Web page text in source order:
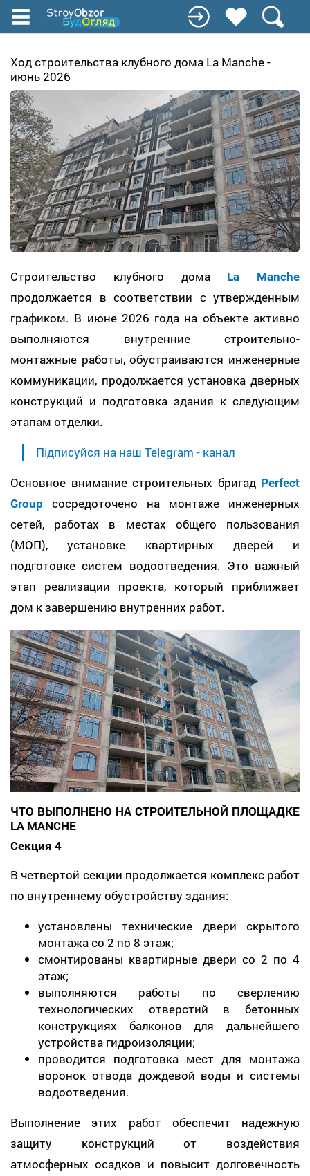
Перейти
содержанию
Ход строительства клубного дома La Manche -
июнь 2026
Строительство клубного дома La Manche
продолжается в соответствии с утвержденным
графиком. В июне 2026 года на объекте активно
выполняются внутренние строительно-
монтажные работы, обустраиваются инженерные
коммуникации, продолжается установка дверных
конструкций и подготовка здания к следующим
этапам отделки.
Підписуйся на наш Telegram - канал
Основное внимание строительных бригад Perfect
Group сосредоточено на монтаже инженерных
сетей, работах в местах общего пользования
(МОП), установке квартирных дверей и
подготовке систем водоотведения. Это важный
этап реализации проекта, который приближает
дом к завершению внутренних работ.
ЧТО ВЫПОЛНЕНО НА СТРОИТЕЛЬНОЙ ПЛОЩАДКЕ
LA MANCHE
Секция 4
В четвертой секции продолжается комплекс работ
по внутреннему обустройству здания:
установлены технические двери скрытого
монтажа со 2 по 8 этаж;
смонтированы квартирные двери со 2 по 4
этаж;
выполняются работы по сверлению
технологических отверстий в бетонных
конструкциях балконов для дальнейшего
устройства гидроизоляции;
проводится подготовка мест для монтажа
воронок отвода дождевой воды и системы
водоотведения.
Выполнение этих работ обеспечит надежную
защиту конструкций от воздействия
атмосферных осадков и повысит долговечность